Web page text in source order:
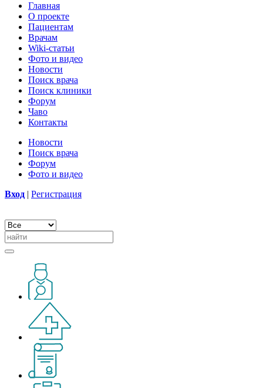
Главная
О проекте
Пациентам
Врачам
Wiki-статьи
Фото и видео
Новости
Поиск врача
Поиск клиники
Форум
Чаво
Контакты
Новости
Поиск врача
Форум
Фото и видео
Вход | Регистрация